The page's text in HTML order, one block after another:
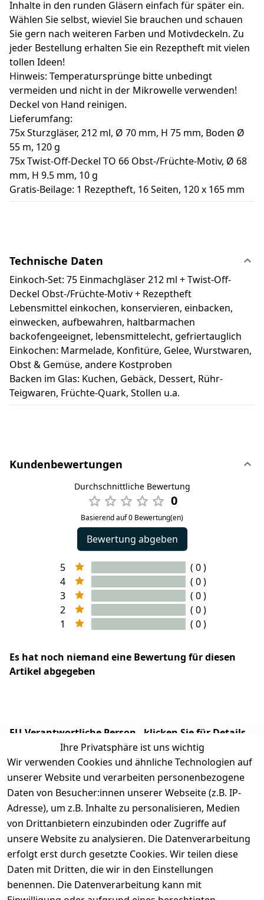
Inhalte in den runden Gläsern einfach für später ein.
Wählen Sie selbst, wieviel Sie brauchen und schauen
Sie gern nach weiteren Farben und Motivdeckeln. Zu
jeder Bestellung erhalten Sie ein Rezeptheft mit vielen
tollen Ideen!
Hinweis: Temperatursprünge bitte unbedingt
vermeiden und nicht in der Mikrowelle verwenden!
Deckel von Hand reinigen.
Lieferumfang:
75x Sturzgläser, 212 ml, Ø 70 mm, H 75 mm, Boden Ø
55 m, 120 g
75x Twist-Off-Deckel TO 66 Obst-/Früchte-Motiv, Ø 68
mm, H 9.5 mm, 10 g
Gratis-Beilage: 1 Rezeptheft, 16 Seiten, 120 x 165 mm
Technische Daten
Einkoch-Set: 75 Einmachgläser 212 ml + Twist-Off-
Deckel Obst-/Früchte-Motiv + Rezeptheft
Lebensmittel einkochen, konservieren, einbacken,
einwecken, aufbewahren, haltbarmachen
backofengeeignet, lebensmittelecht, gefriertauglich
Einkochen: Marmelade, Konfitüre, Gelee, Wurstwaren,
Obst & Gemüse, andere Kostproben
Backen im Glas: Kuchen, Gebäck, Dessert, Rühr-
Teigwaren, Früchte-Quark, Stollen u.a.
Kundenbewertungen
Durchschnittliche Bewertung
0
Basierend auf 0 Bewertung(en)
Bewertung abgeben
5
( 0 )
4
( 0 )
3
( 0 )
2
( 0 )
1
( 0 )
Es hat noch niemand eine Bewertung für diesen
Artikel abgegeben
EU-Verantwortliche Person - klicken Sie für Details
Ihre Privatsphäre ist uns wichtig
Wir verwenden Cookies und ähnliche Technologien auf
unserer Website und verarbeiten personenbezogene
Daten von Besucher:innen unserer Webseite (z.B. IP-
Adresse), um z.B. Inhalte zu personalisieren, Medien
von Drittanbietern einzubinden oder Zugriffe auf
unsere Website zu analysieren. Die Datenverarbeitung
erfolgt erst durch gesetzte Cookies. Wir teilen diese
Daten mit Dritten, die wir in den Einstellungen
benennen. Die Datenverarbeitung kann mit
RechtlichesServices